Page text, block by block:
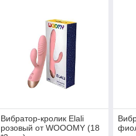
Вибратор-кролик Elali
розовый от WOOOMY (18